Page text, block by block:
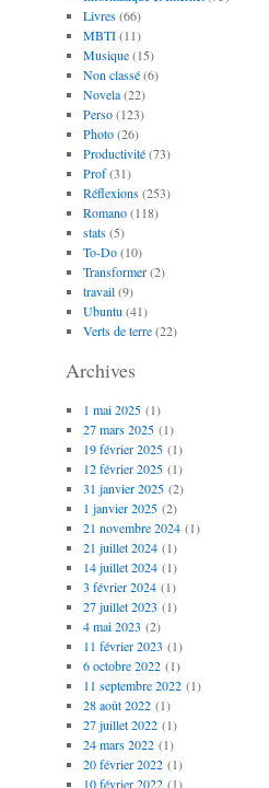
Livres(66)
MBTI(11)
Musique(15)
Non classé(6)
Novela(22)
Perso(123)
Photo(26)
Productivité(73)
Prof(31)
Réflexions(253)
Romano(118)
stats(5)
To-Do(10)
Transformer(2)
travail(9)
Ubuntu (41)
Verts de terre(22)
Archives
1 mai 2025(1)
27 mars 2025(1)
19 février 2025(1)
12 février 2025(1)
31 janvier 2025(2)
1 janvier 2025(2)
21 novembre 2024(1)
21 juillet 2024(1)
14 juillet 2024(1)
3 février 2024(1)
27 juillet 2023 (1)
4 mai 2023 (2)
11 février 2023 (1)
6 octobre 2022(1)
11 septembre 2022(1)
28 août 2022(1)
27 juillet 2022(1)
24 mars 2022(1)
20 février 2022(1)
10 février 2022(1)